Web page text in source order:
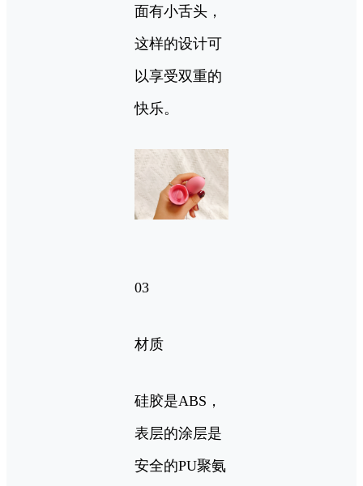
面有小舌头，
这样的设计可
以享受双重的
快乐。
03
材质
硅胶是ABS，
表层的涂层是
安全的PU聚氨